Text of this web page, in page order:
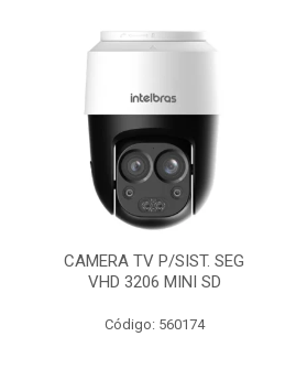
CAMERA TV P/SIST. SEG
VHD 3206 MINI SD
Código: 560174